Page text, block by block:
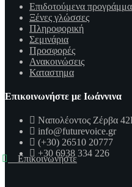
Επιδοτούμενα
Ξένες γλώσσες
Πληροφορική
Σεμινάρια
Προσφορές
Ανακοινώσεις
Καταστημα
Επικοινωνήστε με Ιωάννινα
Ναπολέοντος Ζέρβα
info@futurevoice.gr
(+30) 26510 20777
+30 6938 334 226
Επικοινωνήστε